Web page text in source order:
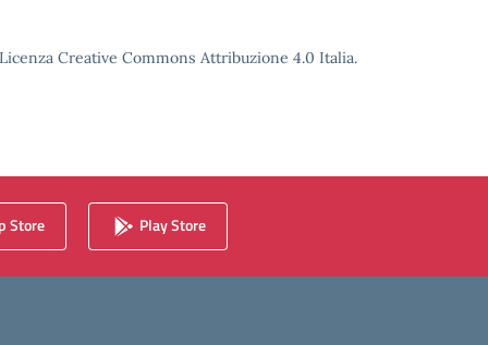
Creative Commons Attribuzione 4.0 Italia.
Store Play Store